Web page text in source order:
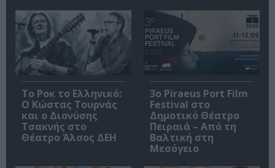
Το Ροκ το Ελληνικό:
Ο Κώστας Τουρνάς
και ο Διονύσης
Τσακνής στο
Θέατρο Άλσος ΔΕΗ
3o Piraeus Port Film
Festival στο
Δημοτικό Θέατρο
Πειραιά – Από τη
Βαλτική στη
Μεσόγειο